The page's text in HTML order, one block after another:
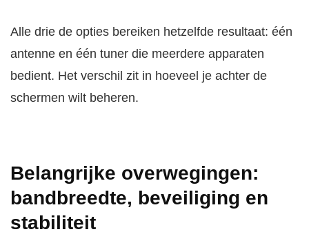
Alle drie de opties bereiken hetzelfde resultaat: één
antenne en één tuner die meerdere apparaten
bedient. Het verschil zit in hoeveel je achter de
schermen wilt beheren.
Belangrijke overwegingen:
bandbreedte, beveiliging en
stabiliteit